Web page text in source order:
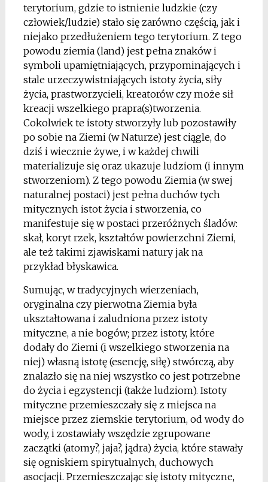
terytorium, gdzie to istnienie ludzkie (czy
człowiek/ludzie) stało się zarówno częścią, jak i
niejako przedłużeniem tego terytorium. Z tego
powodu ziemia (land) jest pełna znaków i
symboli upamiętniających, przypominających i
stale urzeczywistniających istoty życia, siły
życia, prastworzycieli, kreatorów czy może sił
kreacji wszelkiego prapra(s)tworzenia.
Cokolwiek te istoty stworzyły lub pozostawiły
po sobie na Ziemi (w Naturze) jest ciągle, do
dziś i wiecznie żywe, i w każdej chwili
materializuje się oraz ukazuje ludziom (i innym
stworzeniom). Z tego powodu Ziemia (w swej
naturalnej postaci) jest pełna duchów tych
mitycznych istot życia i stworzenia, co
manifestuje się w postaci przeróżnych śladów:
skał, koryt rzek, kształtów powierzchni Ziemi,
ale też takimi zjawiskami natury jak na
przykład błyskawica.
Sumując, w tradycyjnych wierzeniach,
oryginalna czy pierwotna Ziemia była
ukształtowana i zaludniona przez istoty
mityczne, a nie bogów; przez istoty, które
dodały do Ziemi (i wszelkiego stworzenia na
niej) własną istotę (esencję, siłę) stwórczą, aby
znalazło się na niej wszystko co jest potrzebne
do życia i egzystencji (także ludziom). Istoty
mityczne przemieszczały się z miejsca na
miejsce przez ziemskie terytorium, od wody do
wody, i zostawiały wszędzie zgrupowane
zaczątki (atomy?, jaja?, jądra) życia, które stawały
się ogniskiem spirytualnych, duchowych
asocjacji. Przemieszczając się istoty mityczne,